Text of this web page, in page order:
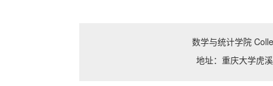
数学与统计学院
地址：重庆大学虎